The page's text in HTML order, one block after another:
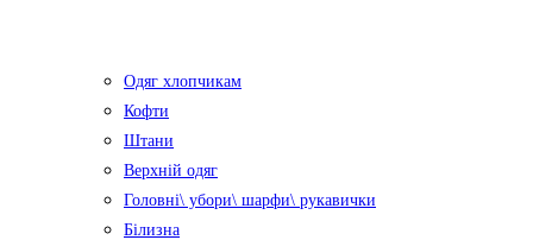
Одяг хлопчикам
Кофти
Штани
Верхній одяг
Головні\ убори\ шарфи\ рукавички
Білизна